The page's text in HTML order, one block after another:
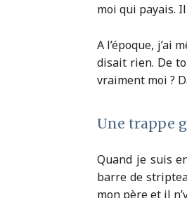
moi qui payais.
A l’époque, j’ai
disait rien. De
vraiment moi ?
Une trappe
Quand je suis
barre de
mon père et il